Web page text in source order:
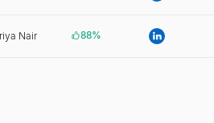
Nair 88%